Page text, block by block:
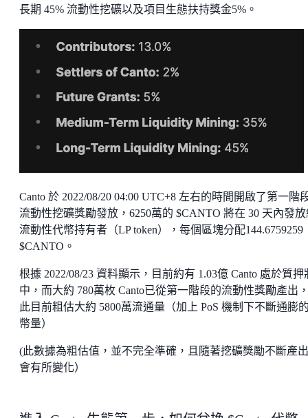
長期 45% 流動性挖礦以及項目生態扶持獎金5%。
Canto 於 2022/08/20 04:00 UTC+8 左右的時間開啟了第一階
流動性挖礦獎勵發放，6250萬的 $CANTO 將在 30 天內發
流動性代幣持有者（LP token），每個區塊分配144.6759259
$CANTO。
根據 2022/08/23 資料顯示，目前約有 1.03億 Canto 處於質押
中，而大約 780萬枚 Canto已從第一階段的流動性獎勵產出
此目前粗估大約 5800萬流通量（加上 PoS 機制下不斷通膨
幣量）
(此數據為粗估值，並不完全準確，且隨著挖礦獎勵不斷產
會有所變化）